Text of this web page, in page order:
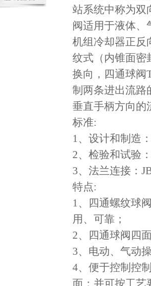
站系统中称为双
阀适用于液体、
机组冷却器正反
纹式（内锥面密
换向，四通球阀
制两条进出流路
垂直手柄方向的
标准:
1、设计和制造
2、检验和试验
3、法兰连接：
特点:
1、四通螺纹球
用、可靠；
2、四通球阀四
3、电动、气动
4、便于控制控
面；并可按工艺